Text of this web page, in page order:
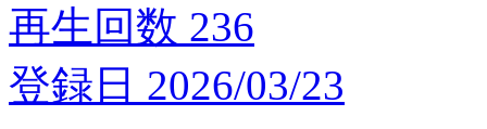
再生回数 236
登録日 2026/03/23